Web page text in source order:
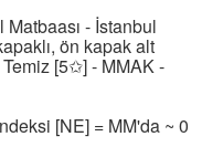
- İstanbul
ön kapak alt
[5✩] - MMAK -
[NE] = MM'da ~ 0